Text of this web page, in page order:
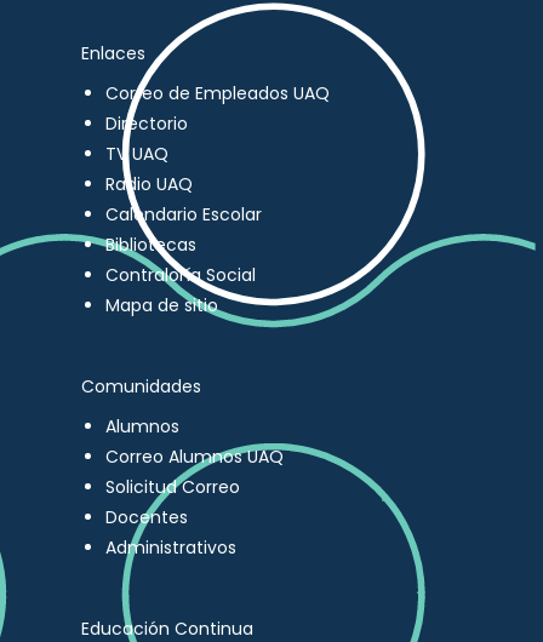
Enlaces
Correo de Empleados UAQ
Directorio
TV UAQ
Radio UAQ
Calendario Escolar
Bibliotecas
Contraloría Social
Mapa de sitio
Comunidades
Alumnos
Correo Alumnos UAQ
Solicitud Correo
Docentes
Administrativos
Educación Continua